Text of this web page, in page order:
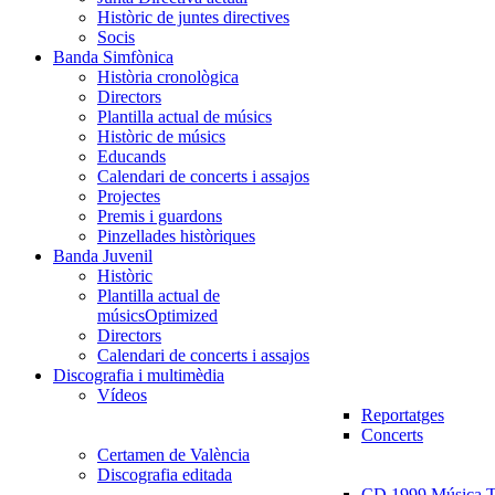
Històric de juntes directives
Socis
Banda Simfònica
Història cronològica
Directors
Plantilla actual de músics
Històric de músics
Educands
Calendari de concerts i assajos
Projectes
Premis i guardons
Pinzellades històriques
Banda Juvenil
Històric
Plantilla actual de
músicsOptimized
Directors
Calendari de concerts i assajos
Discografia i multimèdia
Vídeos
Reportatges
Concerts
Certamen de València
Discografia editada